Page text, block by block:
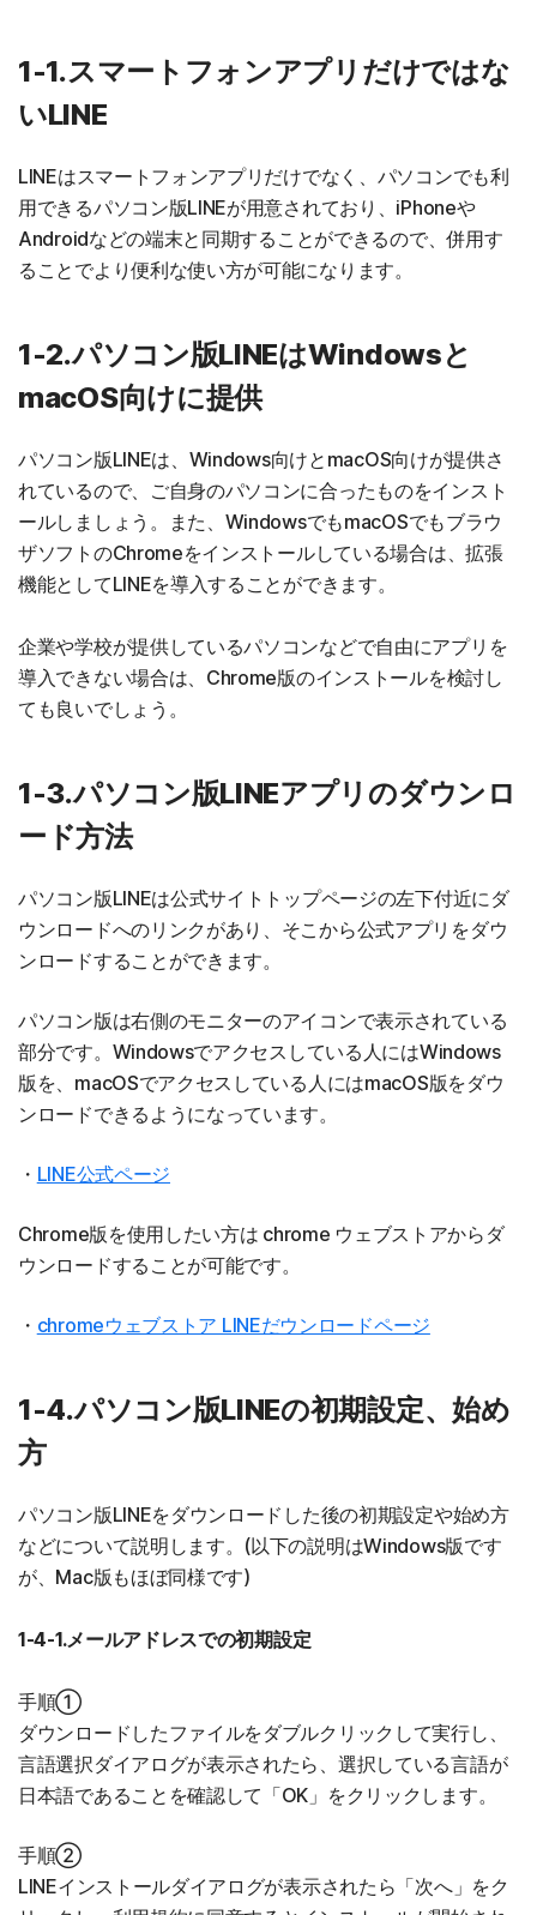
1-1.スマートフォンアプリだけではな
いLINE
LINEはスマートフォンアプリだけでなく、パソコンでも利
用できるパソコン版LINEが用意されており、iPhoneや
Androidなどの端末と同期することができるので、併用す
ることでより便利な使い方が可能になります。
1-2.パソコン版LINEはWindowsと
macOS向けに提供
パソコン版LINEは、Windows向けとmacOS向けが提供さ
れているので、ご自身のパソコンに合ったものをインスト
ールしましょう。また、WindowsでもmacOSでもブラウ
ザソフトのChromeをインストールしている場合は、拡張
機能としてLINEを導入することができます。
企業や学校が提供しているパソコンなどで自由にアプリを
導入できない場合は、Chrome版のインストールを検討し
ても良いでしょう。
1-3.パソコン版LINEアプリのダウンロ
ード方法
パソコン版LINEは公式サイトトップページの左下付近にダ
ウンロードへのリンクがあり、そこから公式アプリをダウ
ンロードすることができます。
パソコン版は右側のモニターのアイコンで表示されている
部分です。Windowsでアクセスしている人にはWindows
版を、macOSでアクセスしている人にはmacOS版をダウ
ンロードできるようになっています。
・ LINE公式ページ
Chrome版を使用したい方は chrome ウェブストアからダ
ウンロードすることが可能です。
・ chromeウェブストア LINEだウンロードページ
1-4.パソコン版LINEの初期設定、始め
方
パソコン版LINEをダウンロードした後の初期設定や始め方
などについて説明します。(以下の説明はWindows版です
が、Mac版もほぼ同様です)
1-4-1.メールアドレスでの初期設定
手順①
ダウンロードしたファイルをダブルクリックして実行し、
言語選択ダイアログが表示されたら、選択している言語が
日本語であることを確認して「OK」をクリックします。
手順②
LINEインストールダイアログが表示されたら「次へ」をク